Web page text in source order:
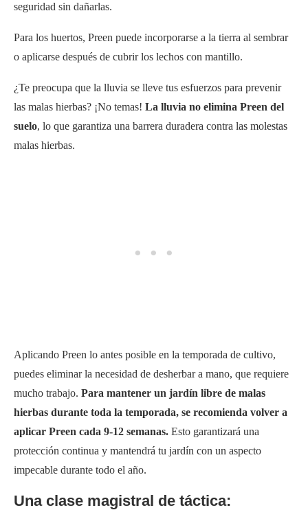
seguridad sin dañarlas.
Para los huertos, Preen puede incorporarse a la tierra al sembrar
o aplicarse después de cubrir los lechos con mantillo.
¿Te preocupa que la lluvia se lleve tus esfuerzos para prevenir
las malas hierbas? ¡No temas! La lluvia no elimina Preen del
suelo, lo que garantiza una barrera duradera contra las molestas
malas hierbas.
Aplicando Preen lo antes posible en la temporada de cultivo,
puedes eliminar la necesidad de desherbar a mano, que requiere
mucho trabajo. Para mantener un jardín libre de malas
hierbas durante toda la temporada, se recomienda volver a
aplicar Preen cada 9-12 semanas. Esto garantizará una
protección continua y mantendrá tu jardín con un aspecto
impecable durante todo el año.
Una clase magistral de táctica: